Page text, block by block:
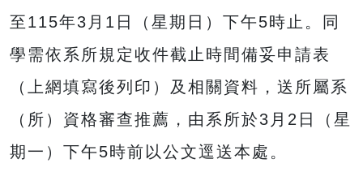
至115年3月1日（星期日）下午5時止。同
學需依系所規定收件截止時間備妥申請表
（上網填寫後列印）及相關資料，送所屬系
（所）資格審查推薦，由系所於3月2日（星
期一）下午5時前以公文逕送本處。